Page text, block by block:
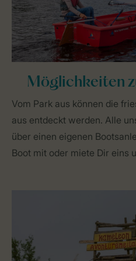
Möglichkeiten
Vom Park aus können die
aus entdeckt werden. Alle
über einen eigenen
Boot mit oder miete Dir eins